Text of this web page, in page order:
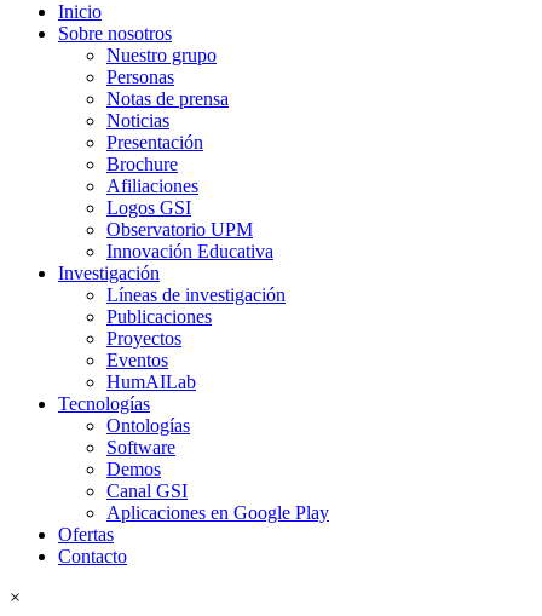
Inicio
Sobre nosotros
Nuestro grupo
Personas
Notas de prensa
Noticias
Presentación
Brochure
Afiliaciones
Logos GSI
Observatorio UPM
Innovación Educativa
Investigación
Líneas de investigación
Publicaciones
Proyectos
Eventos
HumAILab
Tecnologías
Ontologías
Software
Demos
Canal GSI
Aplicaciones en Google Play
Ofertas
Contacto
×